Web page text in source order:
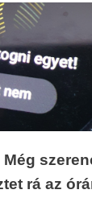
rá az